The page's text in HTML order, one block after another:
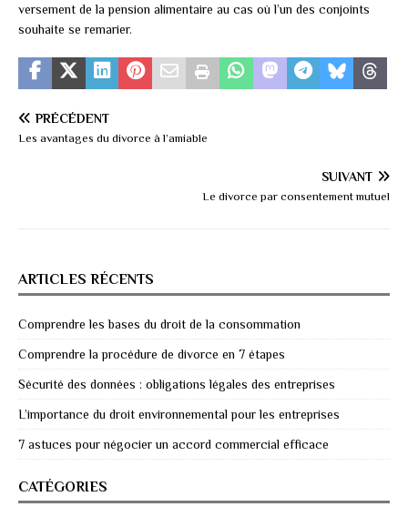
versement de la pension alimentaire au cas où l’un des conjoints
souhaite se remarier.
PRÉCÉDENT
Les avantages du divorce à l’amiable
SUIVANT
Le divorce par consentement mutuel
ARTICLES RÉCENTS
Comprendre les bases du droit de la consommation
Comprendre la procédure de divorce en 7 étapes
Sécurité des données : obligations légales des entreprises
L’importance du droit environnemental pour les entreprises
7 astuces pour négocier un accord commercial efficace
CATÉGORIES